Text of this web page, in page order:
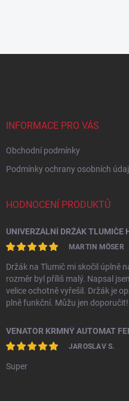
INFORMACE PRO VÁS
Obchodní podmínky
Podmínky ochrany osobních
HODNOCENÍ PRODUKTŮ
MARTIN MÖSER
Držák na Tlumič mi skočil úplně
rozměr byl příliš malý. Napsal
velice ochotně vyřešil. Držák je
plně funkční. Můžu jen doporučit!
VENATOR KRMNÝ AUTOMAT
JAROSLAV S.
Super